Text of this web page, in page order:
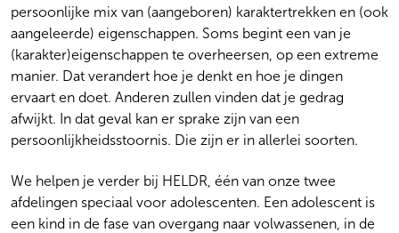
persoonlijke mix van (aangeboren) karaktertrekken en (ook
aangeleerde) eigenschappen. Soms begint een van je
(karakter)eigenschappen te overheersen, op een extreme
manier. Dat verandert hoe je denkt en hoe je dingen
ervaart en doet. Anderen zullen vinden dat je gedrag
afwijkt. In dat geval kan er sprake zijn van een
persoonlijkheidsstoornis. Die zijn er in allerlei soorten.
We helpen je verder bij HELDR, één van onze twee
afdelingen speciaal voor adolescenten. Een adolescent is
een kind in de fase van overgang naar volwassenen, in de